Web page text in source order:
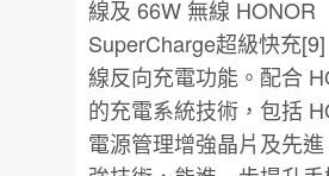
線及 66W 無線 HONOR
SuperCharge超級快充
線反向充電功能。配合
的充電系統技術，包括
電源管理增強晶片及先